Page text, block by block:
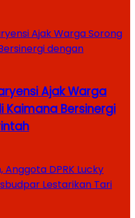
Ajak Warga
Kaimana Bersinergi